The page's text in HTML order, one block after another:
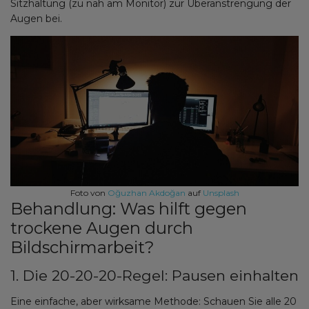
Sitzhaltung (zu nah am Monitor) zur Überanstrengung der
Augen bei.
Foto von Oğuzhan Akdoğan auf Unsplash
Behandlung: Was hilft gegen
trockene Augen durch
Bildschirmarbeit?
1. Die 20-20-20-Regel: Pausen einhalten
Eine einfache, aber wirksame Methode: Schauen Sie alle 20